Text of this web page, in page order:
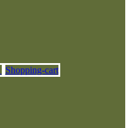
Shopping-cart